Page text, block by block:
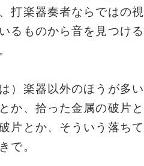
打楽器奏者ならではの視
るものから音を見つける
）楽器以外のほうが多い
か、拾った金属の破片と
片とか、そういう落ちて
で。